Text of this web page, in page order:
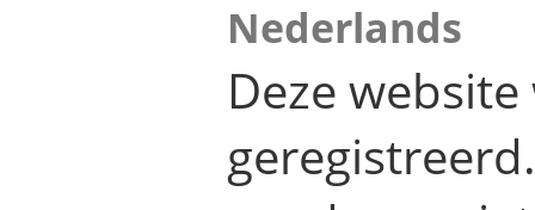
Nederlands
Deze